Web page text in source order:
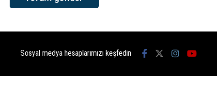
Sosyal medya hesaplarımızı keşfedin